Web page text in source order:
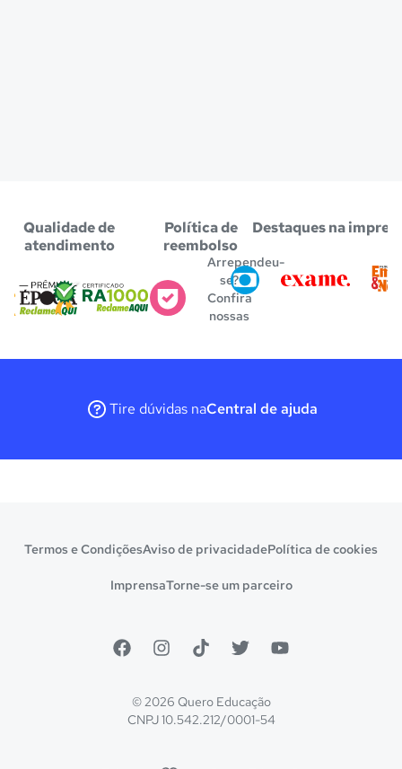
Qualidade de
atendimento
Política de
reembolso
Arrependeu-
se?
Confira
nossas
Destaques na
Tire dúvidas naCentral de ajuda
Termos e CondiçõesAviso de privacidadePolítica de cookies
ImprensaTorne-se um parceiro
© 2026 Quero Educação
CNPJ 10.542.212/0001-54